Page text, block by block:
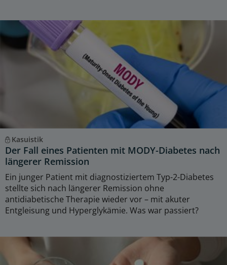
Kasuistik
Der Fall eines Patienten mit MODY-Diabetes nach
längerer Remission
Ein junger Patient mit diagnostiziertem Typ-2-Diabetes
stellte sich nach längerer Remission ohne
antidiabetische Therapie wieder vor – mit akuter
Entgleisung und Hyperglykämie. Was war passiert?